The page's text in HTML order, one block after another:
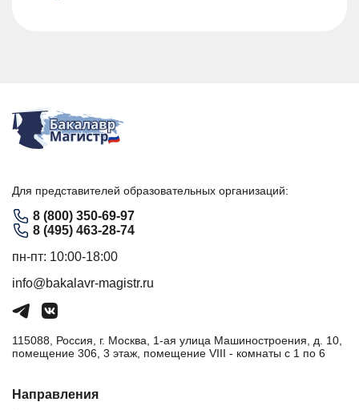
Для представителей образовательных организаций:
8 (800) 350-69-97
8 (495) 463-28-74
пн-пт: 10:00-18:00
info@bakalavr-magistr.ru
115088, Россия, г. Москва, 1-ая улица Машиностроения, д. 10,
помещение 306, 3 этаж, помещение VIII - комнаты с 1 по 6
Направления